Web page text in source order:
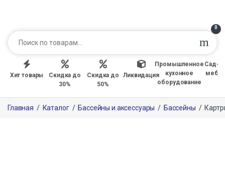
0
Хит товары
Скидка до
30%
Скидка до
50%
Ликвидация
Промышленное
кухонное
оборудование
Главная / Каталог / Бассейны и аксессуары / Бассейны /